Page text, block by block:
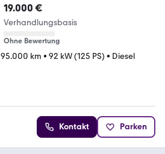
19.000 €
Verhandlungsbasis
Ohne Bewertung
95.000 km • 92 kW (125 PS) • Diesel
Kontakt Parken